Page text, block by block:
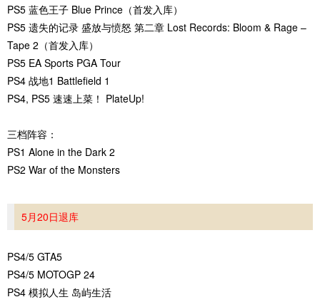
PS5 蓝色王子 Blue Prince（首发入库）
PS5 遗失的记录 盛放与愤怒 第二章 Lost Records: Bloom & Rage –
Tape 2（首发入库）
PS5 EA Sports PGA Tour
PS4 战地1 Battlefield 1
PS4, PS5 速速上菜！ PlateUp!
三档阵容：
PS1 Alone in the Dark 2
PS2 War of the Monsters
5月20日退库
PS4/5 GTA5
PS4/5 MOTOGP 24
PS4 模拟人生 岛屿生活